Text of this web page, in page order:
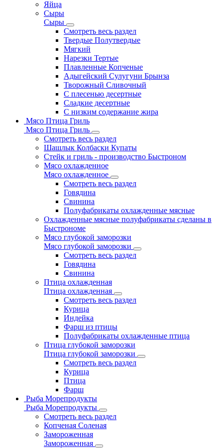
Яйца
Сыры
Сыры
Смотреть весь раздел
Твердые Полутвердые
Мягкий
Нарезки Тертые
Плавленные Копченые
Адыгейский Сулугуни Брынза
Творожный Сливочный
С плесенью десертные
Сладкие десертные
С низким содержание жира
Мясо Птица Гриль
Мясо Птица Гриль
Смотреть весь раздел
Шашлык Колбаски Купаты
Стейк и гриль - производство Быстроном
Мясо охлажденное
Мясо охлажденное
Смотреть весь раздел
Говядина
Свинина
Полуфабрикаты охлажденные мясные
Охлажденные мясные полуфабрикаты сделаны в
Быстрономе
Мясо глубокой заморозки
Мясо глубокой заморозки
Смотреть весь раздел
Говядина
Свинина
Птица охлажденная
Птица охлажденная
Смотреть весь раздел
Курица
Индейка
Фарш из птицы
Полуфабрикаты охлажденные птица
Птица глубокой заморозки
Птица глубокой заморозки
Смотреть весь раздел
Курица
Птица
Фарш
Рыба Морепродукты
Рыба Морепродукты
Смотреть весь раздел
Копченая Соленая
Замороженная
Замороженная